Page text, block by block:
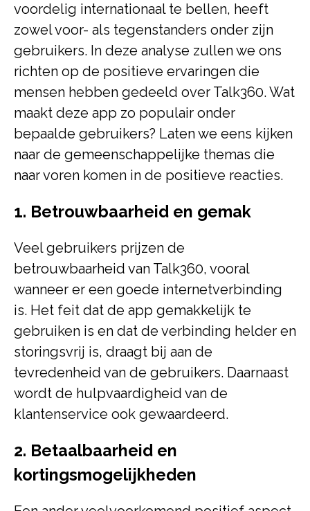
voordelig internationaal te bellen, heeft
zowel voor- als tegenstanders onder zijn
gebruikers. In deze analyse zullen we ons
richten op de positieve ervaringen die
mensen hebben gedeeld over Talk360. Wat
maakt deze app zo populair onder
bepaalde gebruikers? Laten we eens kijken
naar de gemeenschappelijke themas die
naar voren komen in de positieve reacties.
1. Betrouwbaarheid en gemak
Veel gebruikers prijzen de
betrouwbaarheid van Talk360, vooral
wanneer er een goede internetverbinding
is. Het feit dat de app gemakkelijk te
gebruiken is en dat de verbinding helder en
storingsvrij is, draagt bij aan de
tevredenheid van de gebruikers. Daarnaast
wordt de hulpvaardigheid van de
klantenservice ook gewaardeerd.
2. Betaalbaarheid en
kortingsmogelijkheden